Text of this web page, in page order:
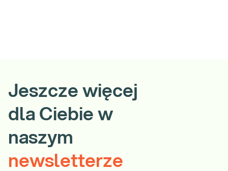
Jeszcze więcej
dla Ciebie w
naszym
newsletterze